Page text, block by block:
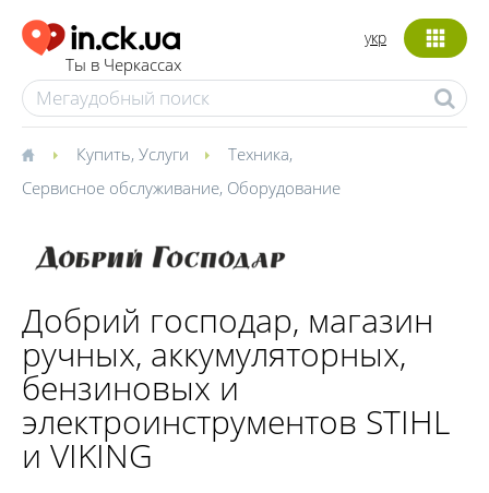
Ты в Черкассах
укр
Купить, Услуги Техника,
Сервисное обслуживание, Оборудование
Добрий господар, магазин
ручных, аккумуляторных,
бензиновых и
электроинструментов STIHL
и VIKING